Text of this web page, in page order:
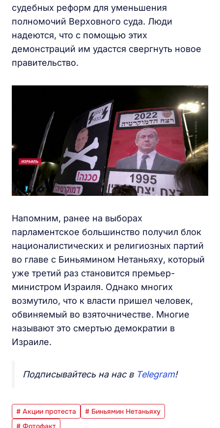
судебных реформ для уменьшения
полномочий Верховного суда. Люди
надеются, что с помощью этих
демонстраций им удастся свергнуть новое
правительство.
Напомним, ранее на выборах
парламентское большинство получил блок
националистических и религиозных партий
во главе с Биньямином Нетаньяху, который
уже третий раз становится премьер-
министром Израиля. Однако многих
возмутило, что к власти пришел человек,
обвиняемый во взяточничестве. Многие
называют это смертью демократии в
Израиле.
Подписывайтесь на нас в Telegram!
# Акции протеста
# Биньямин Нетаньяху
# Фотофакт